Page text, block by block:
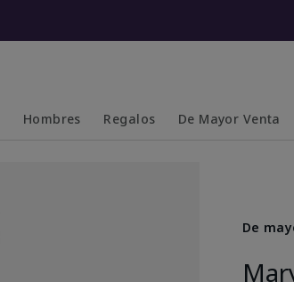
Hombres Regalos De Mayor Venta
De